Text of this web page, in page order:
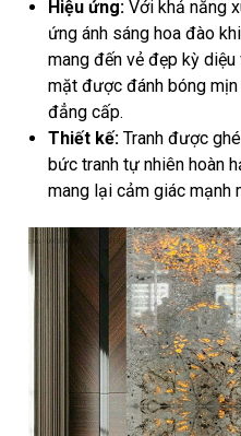
Hiệu ứng: Với khả năng
ứng ánh sáng hoa đào
mang đến vẻ đẹp kỳ
mặt được đánh bóng
đẳng cấp.
Thiết kế: Tranh được
bức tranh tự nhiên hoàn
mang lại cảm giác mạnh